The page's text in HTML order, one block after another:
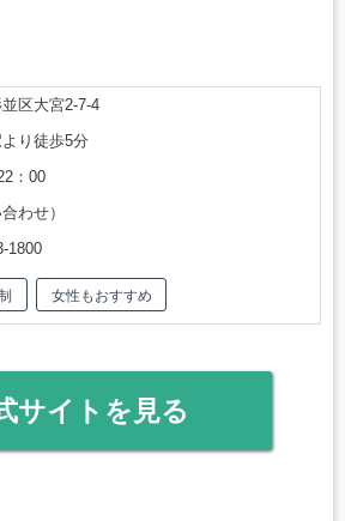
区大宮2-7-4
り徒歩5分
：00
わせ）
1800
女性もおすすめ
サイトを見る